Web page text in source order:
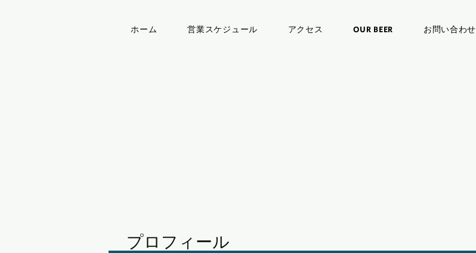
ホーム 営業スケジュール アクセス OUR BEER お問い合わせ
プロフィール